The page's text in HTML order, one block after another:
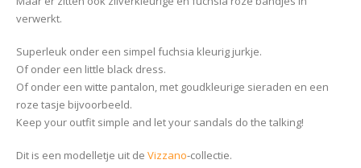
verwerkt.
Superleuk onder een simpel fuchsia kleurig jurkje.
Of onder een little black dress.
Of onder een witte pantalon, met goudkleurige sieraden en een
roze tasje bijvoorbeeld.
Keep your outfit simple and let your sandals do the talking!
Dit is een modelletje uit de Vizzano-collectie.